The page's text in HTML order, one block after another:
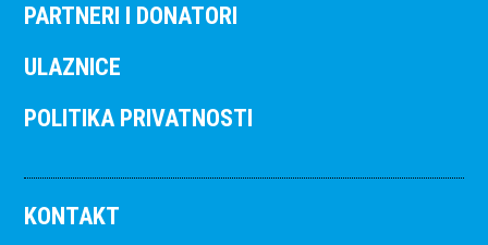
PARTNERI I DONATORI
ULAZNICE
POLITIKA PRIVATNOSTI
KONTAKT